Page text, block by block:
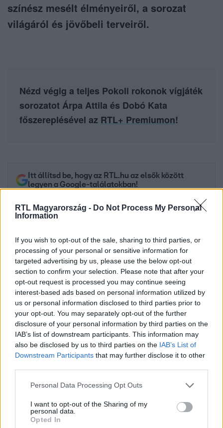
RTL Magyarország - Do Not Process My Personal
Information
If you wish to opt-out of the sale, sharing to third parties, or
processing of your personal or sensitive information for
targeted advertising by us, please use the below opt-out
section to confirm your selection. Please note that after your
opt-out request is processed you may continue seeing
interest-based ads based on personal information utilized by
us or personal information disclosed to third parties prior to
your opt-out. You may separately opt-out of the further
disclosure of your personal information by third parties on the
IAB’s list of downstream participants. This information may
also be disclosed by us to third parties on the IAB’s List of
Downstream Participants that may further disclose it to other
Please note that this website/app uses one or more Google
not limited to your visit or usage behaviour. You may click to
grant or deny consent to Google and its third-party tags to
use your data for below specified purposes in below Google
Personal Data Processing Opt Outs
I want to opt-out of the Sharing of my
personal data.
Opted In
színész mesélt élményeiről, a sorozat
világáról és jövőbeli terveiről.
Nézd végig a teljes Pokoli rokonok vígjáték
sorozatot Árpa Attila és Dobó Kata
főszereplésével az RTL+ Premiumon!
Itt állítsd be, hogy az RTL.hu az elsők között
legyen a Google-találatokban!
Kövess minket, és értesülj a friss hírekről a
Facebookon is!
Követem
REGGELI #